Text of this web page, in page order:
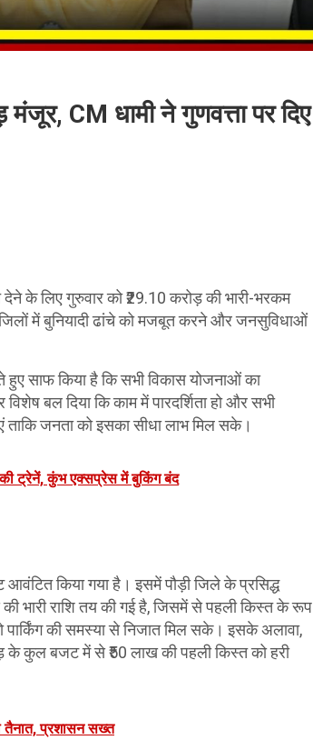
CM धामी ने गुणवत्ता पर दिए
के लिए गुरुवार को ₹29.10 करोड़ की भारी-भरकम
में बुनियादी ढांचे को मजबूत करने और जनसुविधाओं
हुए साफ किया है कि सभी विकास योजनाओं का
बल दिया कि काम में पारदर्शिता हो और सभी
ताकि जनता को इसका सीधा लाभ मिल सके।
ट्रेनें, कुंभ एक्सप्रेस में बुकिंग बंद
आवंटित किया गया है। इसमें पौड़ी जिले के प्रसिद्ध
भारी राशि तय की गई है, जिसमें से पहली किस्त के रूप
पार्किंग की समस्या से निजात मिल सके। इसके अलावा,
के कुल बजट में से ₹50 लाख की पहली किस्त को हरी
तैनात, प्रशासन सख्त